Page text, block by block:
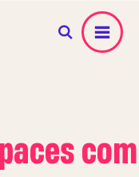
Menu